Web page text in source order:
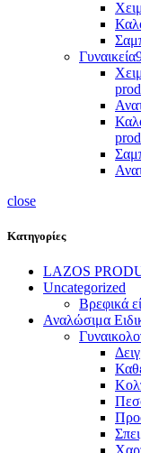
Γυναικεία
close
Κατηγορίες
LAZOS
Uncategorized
Βρεφικά
Αναλώσιμα